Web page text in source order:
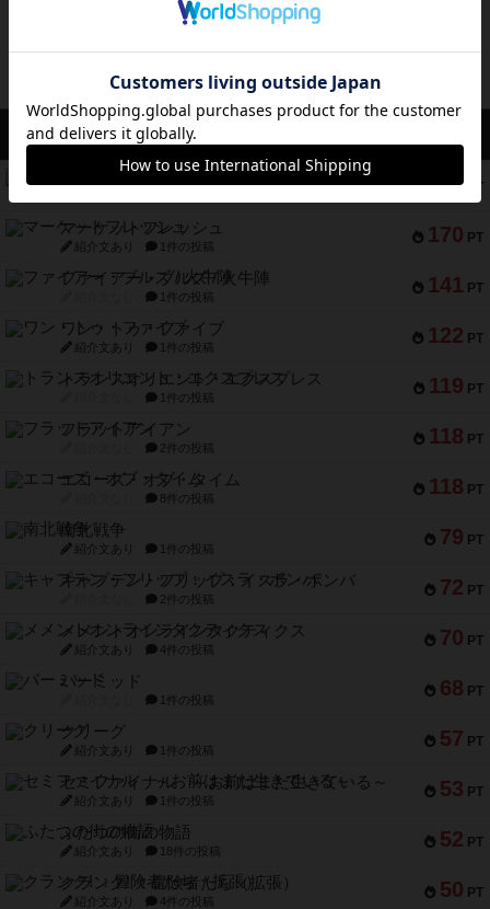
アクセス数 急上昇中
552 PT
170 PT
マーケットフレッシュ
紹介文あり 1件の投稿
141 PT
ファイアー・ブルズ / 火牛陣
1件の投稿
122 PT
ワン・トゥ・ファイブ
紹介文あり 1件の投稿
119 PT
トランスオリエント・エクスプレス
1件の投稿
118 PT
フラットアイアン
2件の投稿
118 PT
エコーズ・オブ・タイム
8件の投稿
79 PT
南北戦争
紹介文あり 1件の投稿
72 PT
キャプテン・フリップ：イスラ・ボンバ
2件の投稿
70 PT
メメントオンラインタクティクス
紹介文あり 4件の投稿
68 PT
パーミッド
1件の投稿
57 PT
クリーグ
紹介文あり 1件の投稿
53 PT
セミファイナル ～お前はまだ生きている～
紹介文あり 1件の投稿
52 PT
ふたつの街の物語
紹介文あり 18件の投稿
50 PT
クランク! ：冒険者たち（拡張）
紹介文あり 4件の投稿